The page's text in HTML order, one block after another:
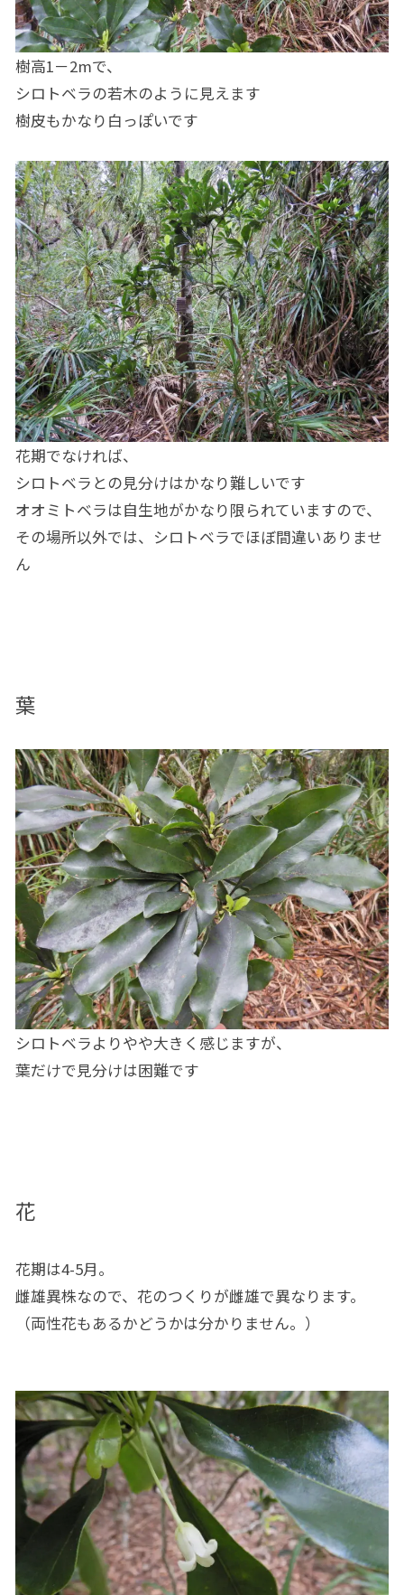
樹高1－2mで、
シロトベラの若木のように見えます
樹皮もかなり白っぽいです
花期でなければ、
シロトベラとの見分けはかなり難しいです
オオミトベラは自生地がかなり限られていますので、
その場所以外では、シロトベラでほぼ間違いありませ
ん
葉
シロトベラよりやや大きく感じますが、
葉だけで見分けは困難です
花
花期は4-5月。
雌雄異株なので、花のつくりが雌雄で異なります。
（両性花もあるかどうかは分かりません。）